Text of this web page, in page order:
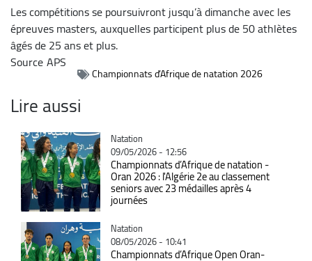
Les compétitions se poursuivront jusqu’à dimanche avec les
épreuves masters, auxquelles participent plus de 50 athlètes
âgés de 25 ans et plus.
SourceAPS
Championnats d’Afrique de natation 2026
Lire aussi
Catégorie
Natation
09/05/2026 - 12:56
Championnats d’Afrique de natation -
Oran 2026 : l'Algérie 2e au classement
seniors avec 23 médailles après 4
journées
Catégorie
Natation
08/05/2026 - 10:41
Championnats d’Afrique Open Oran-